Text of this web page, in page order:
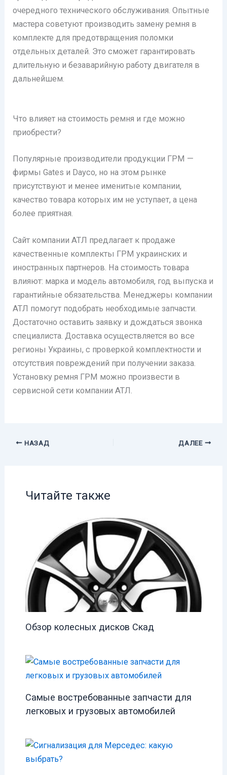
очередного технического обслуживания. Опытные
мастера советуют производить замену ремня в
комплекте для предотвращения поломки
отдельных деталей. Это сможет гарантировать
длительную и безаварийную работу двигателя в
дальнейшем.
Что влияет на стоимость ремня и где можно
приобрести?
Популярные производители продукции ГРМ —
фирмы Gates и Dayco, но на этом рынке
присутствуют и менее именитые компании,
качество товара которых им не уступает, а цена
более приятная.
Сайт компании АТЛ предлагает к продаже
качественные комплекты ГРМ украинских и
иностранных партнеров. На стоимость товара
влияют: марка и модель автомобиля, год выпуска и
гарантийные обязательства. Менеджеры компании
АТЛ помогут подобрать необходимые запчасти.
Достаточно оставить заявку и дождаться звонка
специалиста. Доставка осуществляется во все
регионы Украины, с проверкой комплектности и
отсутствия повреждений при получении заказа.
Установку ремня ГРМ можно произвести в
сервисной сети компании АТЛ.
НАЗАД ДАЛЕЕ
Читайте также
Обзор колесных дисков Скад
Самые востребованные запчасти для
легковых и грузовых автомобилей